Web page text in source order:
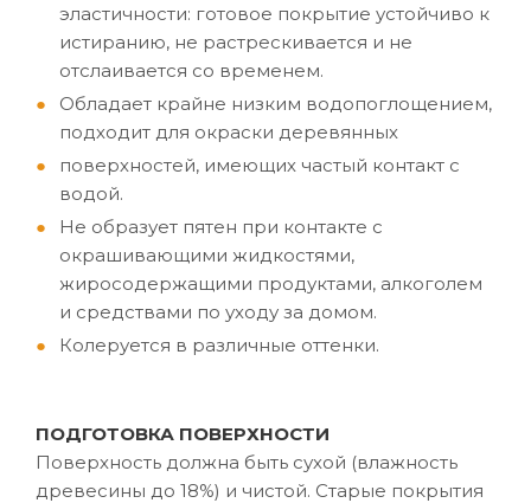
эластичности: готовое покрытие устойчиво к
истиранию, не растрескивается и не
отслаивается со временем.
Обладает крайне низким водопоглощением,
подходит для окраски деревянных
поверхностей, имеющих частый контакт с
водой.
Не образует пятен при контакте с
окрашивающими жидкостями,
жиросодержащими продуктами, алкоголем
и средствами по уходу за домом.
Колеруется в различные оттенки.
ПОДГОТОВКА ПОВЕРХНОСТИ
Поверхность должна быть сухой (влажность
древесины до 18%) и чистой. Старые покрытия